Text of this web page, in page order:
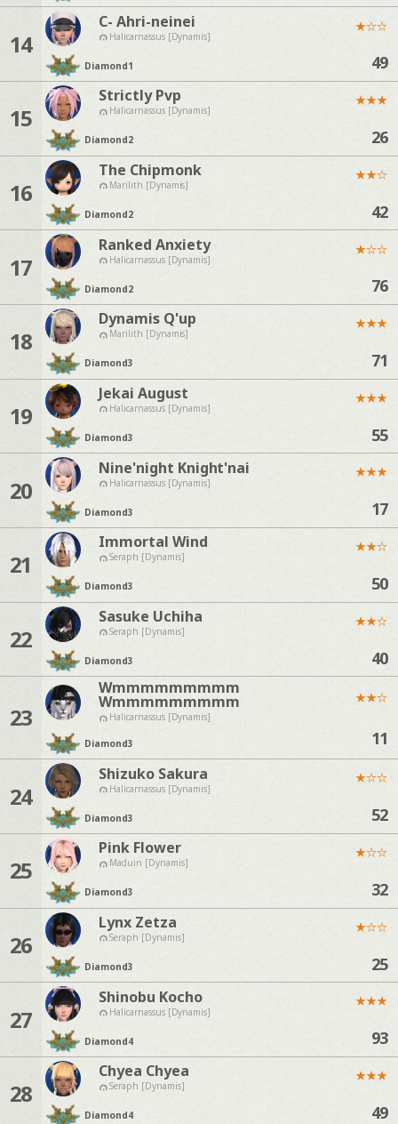
14
C- Ahri-neinei
Halicarnassus [Dynamis]
Diamond1
★☆☆
49
15
Strictly Pvp
Halicarnassus [Dynamis]
Diamond2
★★★
26
16
The Chipmonk
Marilith [Dynamis]
Diamond2
★★☆
42
17
Ranked Anxiety
Halicarnassus [Dynamis]
Diamond2
★☆☆
76
18
Dynamis Q'up
Marilith [Dynamis]
Diamond3
★★★
71
19
Jekai August
Halicarnassus [Dynamis]
Diamond3
★★★
55
20
Nine'night Knight'nai
Halicarnassus [Dynamis]
Diamond3
★★★
17
21
Immortal Wind
Seraph [Dynamis]
Diamond3
★★☆
50
22
Sasuke Uchiha
Seraph [Dynamis]
Diamond3
★★☆
40
23
Wmmmmmmmmm
Wmmmmmmmmm
Halicarnassus [Dynamis]
Diamond3
★★☆
11
24
Shizuko Sakura
Halicarnassus [Dynamis]
Diamond3
★☆☆
52
25
Pink Flower
Maduin [Dynamis]
Diamond3
★☆☆
32
26
Lynx Zetza
Seraph [Dynamis]
Diamond3
★☆☆
25
27
Shinobu Kocho
Halicarnassus [Dynamis]
Diamond4
★★★
93
28
Chyea Chyea
Seraph [Dynamis]
Diamond4
★★★
49